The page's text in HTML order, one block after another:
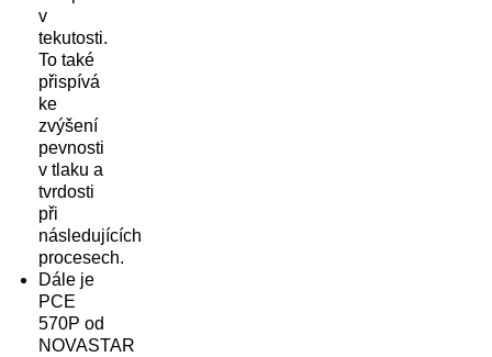
v
tekutosti.
To také
přispívá
ke
zvýšení
pevnosti
v tlaku a
tvrdosti
při
následujících
procesech.
Dále je
PCE
570P od
NOVASTAR